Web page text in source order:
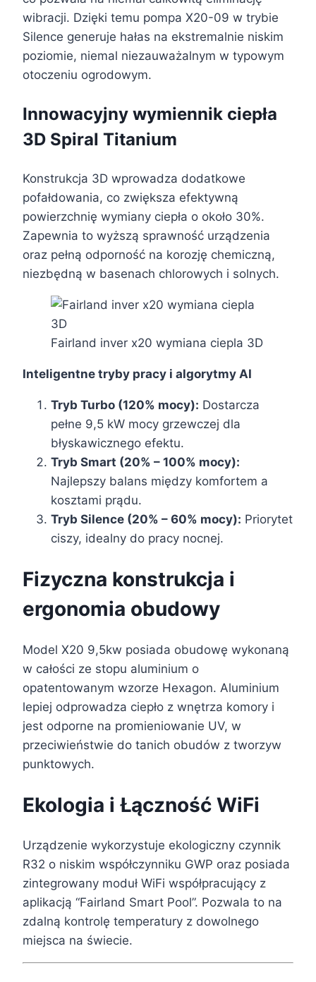
wibracji. Dzięki temu pompa X20-09 w trybie
Silence generuje hałas na ekstremalnie niskim
poziomie, niemal niezauważalnym w typowym
otoczeniu ogrodowym.
Innowacyjny wymiennik ciepła
3D Spiral Titanium
Konstrukcja 3D wprowadza dodatkowe
pofałdowania, co zwiększa efektywną
powierzchnię wymiany ciepła o około 30%.
Zapewnia to wyższą sprawność urządzenia
oraz pełną odporność na korozję chemiczną,
niezbędną w basenach chlorowych i solnych.
Fairland inver x20 wymiana ciepla 3D
Inteligentne tryby pracy i algorytmy AI
Tryb Turbo (120% mocy): Dostarcza
pełne 9,5 kW mocy grzewczej dla
błyskawicznego efektu.
Tryb Smart (20% – 100% mocy):
Najlepszy balans między komfortem a
kosztami prądu.
Tryb Silence (20% – 60% mocy): Priorytet
ciszy, idealny do pracy nocnej.
Fizyczna konstrukcja i
ergonomia obudowy
Model X20 9,5kw posiada obudowę wykonaną
w całości ze stopu aluminium o
opatentowanym wzorze Hexagon. Aluminium
lepiej odprowadza ciepło z wnętrza komory i
jest odporne na promieniowanie UV, w
przeciwieństwie do tanich obudów z tworzyw
punktowych.
Ekologia i Łączność WiFi
Urządzenie wykorzystuje ekologiczny czynnik
R32 o niskim współczynniku GWP oraz posiada
zintegrowany moduł WiFi współpracujący z
aplikacją “Fairland Smart Pool”. Pozwala to na
zdalną kontrolę temperatury z dowolnego
miejsca na świecie.